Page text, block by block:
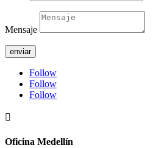
Mensaje
enviar
Follow
Follow
Follow

Oficina Medellín